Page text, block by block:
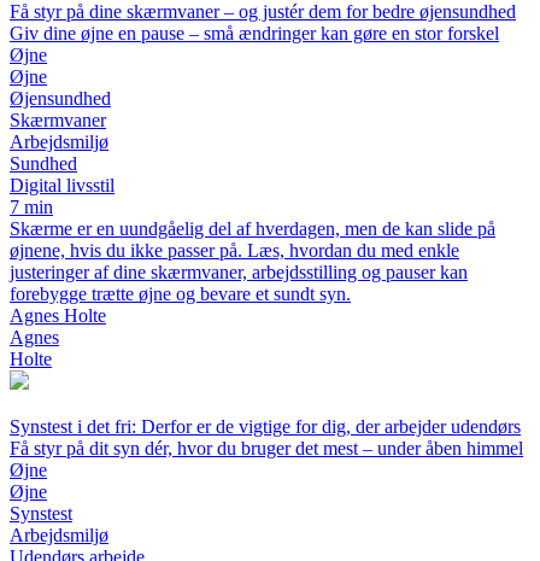
Få styr på dine skærmvaner – og justér dem for bedre øjensundhed
Giv dine øjne en pause – små ændringer kan gøre en stor forskel
Øjne
Øjne
Øjensundhed
Skærmvaner
Arbejdsmiljø
Sundhed
Digital livsstil
7 min
Skærme er en uundgåelig del af hverdagen, men de kan slide på
øjnene, hvis du ikke passer på. Læs, hvordan du med enkle
justeringer af dine skærmvaner, arbejdsstilling og pauser kan
forebygge trætte øjne og bevare et sundt syn.
Agnes Holte
Agnes
Holte
Synstest i det fri: Derfor er de vigtige for dig, der arbejder udendørs
Få styr på dit syn dér, hvor du bruger det mest – under åben himmel
Øjne
Øjne
Synstest
Arbejdsmiljø